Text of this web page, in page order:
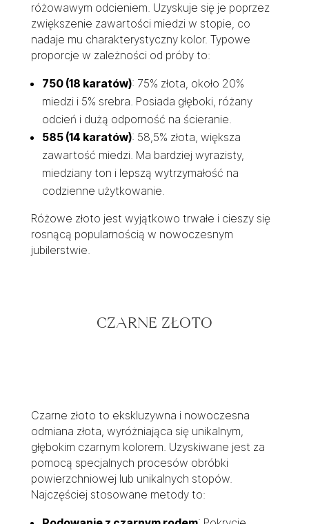
różowawym odcieniem. Uzyskuje się je poprzez
zwiększenie zawartości miedzi w stopie, co
nadaje mu charakterystyczny kolor. Typowe
proporcje w zależności od próby to:
750 (18 karatów): 75% złota, około 20%
miedzi i 5% srebra. Posiada głęboki, różany
odcień i dużą odporność na ścieranie.
585 (14 karatów): 58,5% złota, większa
zawartość miedzi. Ma bardziej wyrazisty,
miedziany ton i lepszą wytrzymałość na
codzienne użytkowanie.
Różowe złoto jest wyjątkowo trwałe i cieszy się
rosnącą popularnością w nowoczesnym
jubilerstwie.
CZARNE ZŁOTO
Czarne złoto to ekskluzywna i nowoczesna
odmiana złota, wyróżniająca się unikalnym,
głębokim czarnym kolorem. Uzyskiwane jest za
pomocą specjalnych procesów obróbki
powierzchniowej lub unikalnych stopów.
Najczęściej stosowane metody to: